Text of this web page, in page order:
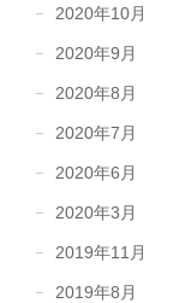
2020年10月
2020年9月
2020年8月
2020年7月
2020年6月
2020年3月
2019年11月
2019年8月